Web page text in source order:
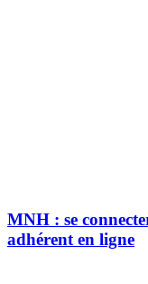
MNH : se
adhérent en ligne